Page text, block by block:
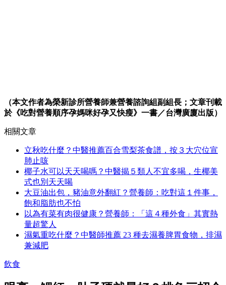
（本文作者為榮新診所營養師兼營養諮詢組副組長；文章刊載
於《吃對營養順序孕媽咪好孕又快瘦》一書／台灣廣廈出版）
相關文章
立秋吃什麼？中醫推薦百合雪梨茶食譜，按３大穴位宣
肺止咳
椰子水可以天天喝嗎？中醫揭５類人不宜多喝，生椰美
式也別天天喝
大豆油出包，豬油意外翻紅？營養師：吃對這１件事，
飽和脂肪也不怕
以為有菜有肉很健康？營養師：「這４種外食」其實熱
量超驚人
濕氣重吃什麼？中醫師推薦 23 種去濕養脾胃食物，排濕
兼減肥
飲食